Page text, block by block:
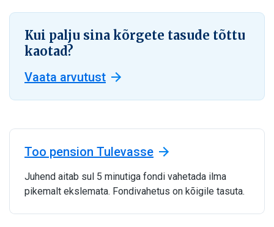
Kui palju sina kõrgete tasude tõttu
kaotad?
Vaata arvutust
Too pension Tulevasse
Juhend aitab sul 5 minutiga fondi vahetada ilma
pikemalt ekslemata. Fondivahetus on kõigile tasuta.